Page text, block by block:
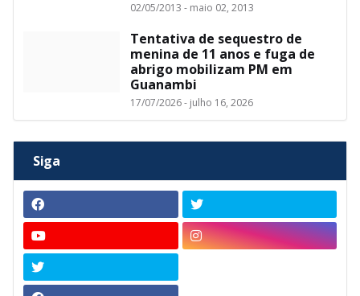
02/05/2013 - maio 02, 2013
Tentativa de sequestro de
menina de 11 anos e fuga de
abrigo mobilizam PM em
Guanambi
17/07/2026 - julho 16, 2026
Siga